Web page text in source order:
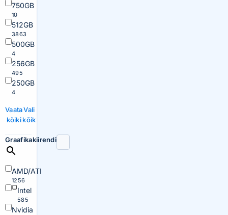
750GB
10
512GB
3863
500GB
4
256GB
495
250GB
4
Vaata
kõiki
Vali
kõik
Graafikakiirendi
AMD/ATI
1256
Intel
585
Nvidia